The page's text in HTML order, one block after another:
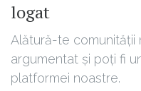
logat
Alătură-te comunității
argumentat și poți fi
platformei noastre.